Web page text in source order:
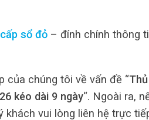
sổ đỏ – đính chính thông
của chúng tôi về vấn đề “
kéo dài 9 ngày“. Ngoài ra,
khách vui lòng liên hệ trực